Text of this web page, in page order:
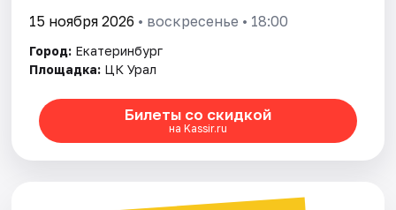
15 ноября 2026 • воскресенье • 18:00
Город: Екатеринбург
Площадка: ЦК Урал
Билеты со скидкой
на Kassir.ru